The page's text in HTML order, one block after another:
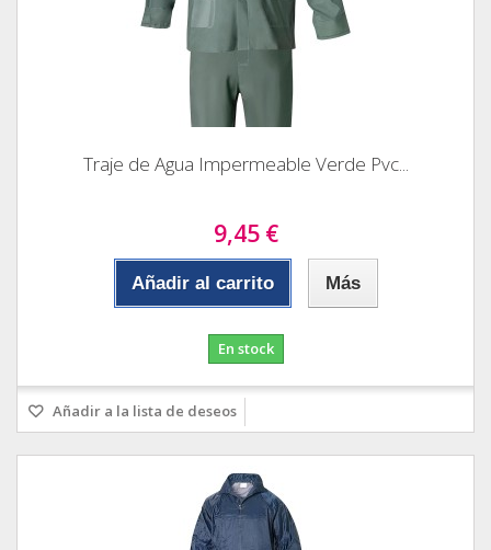
Traje de Agua Impermeable Verde Pvc...
9,45 €
Añadir al carrito Más
En stock
Añadir a la lista de deseos